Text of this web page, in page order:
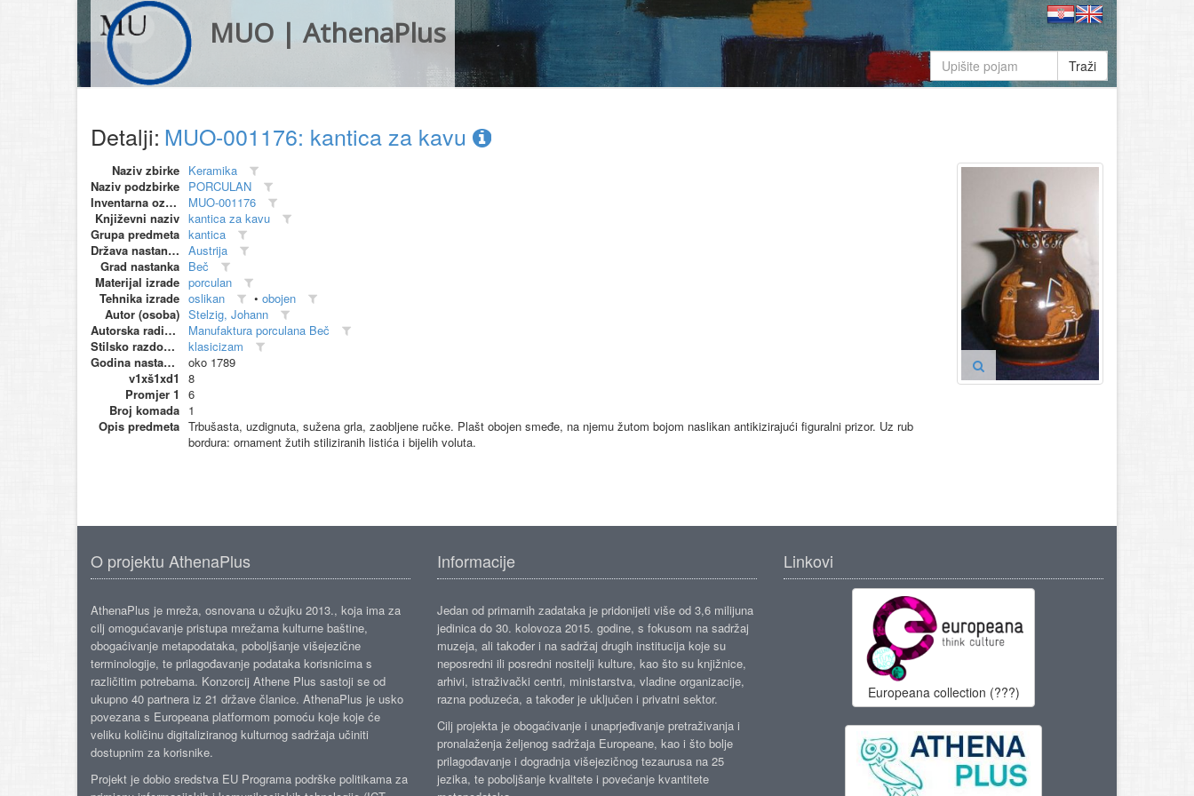
MUO | AthenaPlus
Traži
Detalji: MUO-001176: kantica za kavu
Naziv zbirke Keramika
Naziv podzbirke PORCULAN
Inventarna oznaka
MUO-001176
Književni naziv kantica za kavu
Grupa predmeta kantica
Država nastanka Austrija
Grad nastanka Beč
Materijal izrade porculan
Tehnika izrade oslikan • obojen
Autor (osoba) Stelzig, Johann
Autorska radionica (proizvođač)
Manufaktura porculana Beč
Stilsko razdoblje
klasicizam
Godina nastanka
oko 1789
v1xš1xd1
8
Promjer 1
6
Broj komada 1
Opis predmeta Trbušasta, uzdignuta, sužena grla, zaobljene ručke. Plašt obojen smeđe, na njemu žutom bojom naslikan antikizirajući figuralni prizor. Uz rub
bordura: ornament žutih stiliziranih listića i bijelih voluta.
O projektu AthenaPlus
AthenaPlus je mreža, osnovana u ožujku 2013., koja ima za
cilj omogućavanje pristupa mrežama kulturne baštine,
obogaćivanje metapodataka, poboljšanje višejezične
terminologije, te prilagođavanje podataka korisnicima s
različitim potrebama. Konzorcij Athene Plus sastoji se od
ukupno 40 partnera iz 21 države članice. AthenaPlus je usko
povezana s Europeana platformom pomoću koje koje će
veliku količinu digitaliziranog kulturnog sadržaja učiniti
dostupnim za korisnike.
Projekt je dobio sredstva EU Programa podrške politikama za
Informacije
Jedan od primarnih zadataka je pridonijeti više od 3,6 milijuna
jedinica do 30. kolovoza 2015. godine, s fokusom na sadržaj
muzeja, ali također i na sadržaj drugih institucija koje su
neposredni ili posredni nositelji kulture, kao što su knjižnice,
arhivi, istraživački centri, ministarstva, vladine organizacije,
razna poduzeća, a također je uključen i privatni sektor.
Cilj projekta je obogaćivanje i unaprjeđivanje pretraživanja i
pronalaženja željenog sadržaja Europeane, kao i što bolje
prilagođavanje i dogradnja višejezičnog tezaurusa na 25
jezika, te poboljšanje kvalitete i povećanje kvantitete
Linkovi
Europeana collection (???)